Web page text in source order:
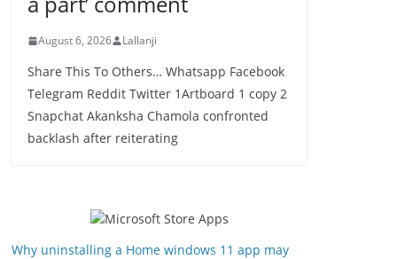
August 6, 2026 Lallanji
Share This To Others… Whatsapp Facebook
Telegram Reddit Twitter 1Artboard 1 copy 2
Snapchat Akanksha Chamola confronted
backlash after reiterating
Why uninstalling a Home windows 11 app may